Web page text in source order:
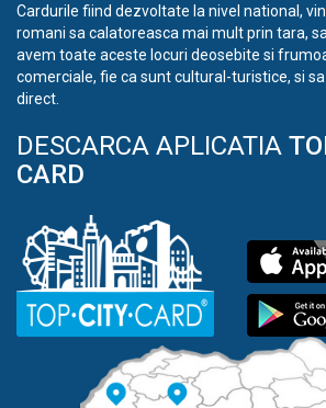
Cardurile fiind dezvoltate la nivel national,
romani sa calatoreasca mai mult prin tara,
avem toate aceste locuri deosebite si
comerciale, fie ca sunt cultural-turistice, si
direct.
DESCARCA APLICATIA
CARD